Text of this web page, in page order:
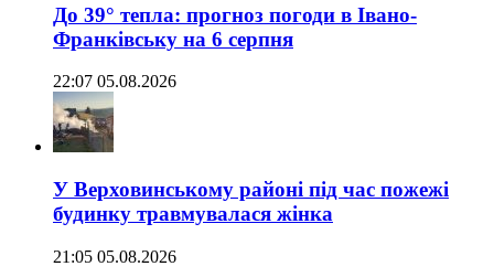
До 39° тепла: прогноз погоди в Івано-
Франківську на 6 серпня
22:07 05.08.2026
У Верховинському районі під час пожежі
будинку травмувалася жінка
21:05 05.08.2026